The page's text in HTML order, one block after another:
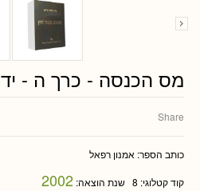
מס הכנסה - כרך ה -
Share
כותב הספר: אמנון רפאל
קוד קטלוגי: 8 שנת הוצאה: 2002